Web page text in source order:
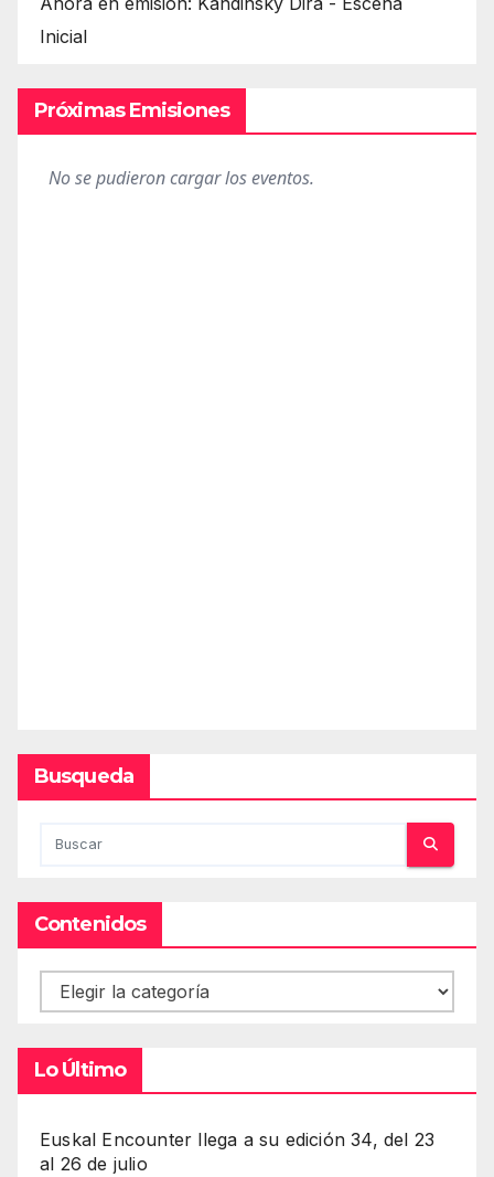
Inicial
Próximas Emisiones
Busqueda
Contenidos
Contenidos
Lo Último
Euskal Encounter llega a su edición 34, del 23
al 26 de julio